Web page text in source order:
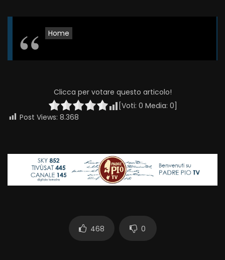
Home
Clicca per votare questo articolo!
[Voti: 0 Media: 0]
Post Views: 8.368
468 0